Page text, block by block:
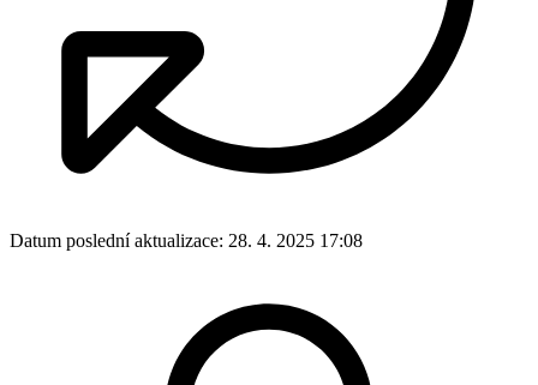
Datum poslední aktualizace: 28. 4. 2025 17:08